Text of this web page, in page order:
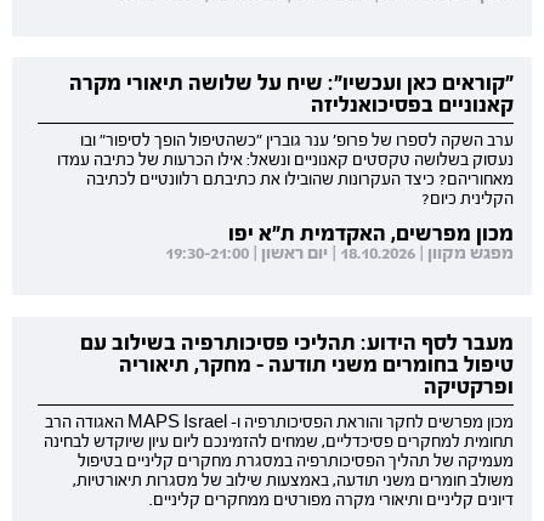
"קוראים כאן ועכשיו": שיח על שלושה תיאורי מקרה
קאנוניים בפסיכואנליזה
ערב השקה לספרו של פרופ' ענר גוברין "כשהטיפול הופך לסיפור" ובו
נעסוק בשלושה טקסטים קאנוניים ונשאל: אילו הכרעות של כתיבה עמדו
מאחוריהם? כיצד העקרונות שהובילו את כתיבתם רלוונטיים לכתיבה
הקלינית כיום?
מכון מפרשים, האקדמית ת"א יפו
מפגש מקוון | 18.10.2026 | יום ראשון | 19:30-21:00
מעבר לסף הידוע: תהליכי פסיכותרפיה בשילוב עם
טיפול בחומרים משני תודעה - מחקר, תיאוריה
ופרקטיקה
מכון מפרשים לחקר והוראת הפסיכותרפיה ו- MAPS Israel האגודה הרב
תחומית למחקרים פסיכדליים, שמחים להזמינכם ליום עיון שיוקדש לבחינה
מעמיקה של תהליך הפסיכותרפיה במסגרת מחקרים קליניים בטיפול
משולב חומרים משני תודעה, באמצעות שילוב של מסגרות תיאורטיות,
דיונים קליניים ותיאורי מקרה מפורטים ממחקרים קליניים.